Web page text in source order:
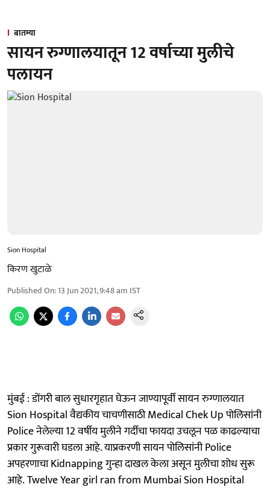
बातम्या
सायन रुग्णालयातून 12 वर्षाच्या मुलीचे
पलायन
Sion Hospital
किरण खुटाळे
Published On:13 Jun 2021, 9:48 am IST
मुंबई : डोंगरी बाल सुधारगृहात घेऊन जाण्यापूर्वी सायन रुग्णालयात
Sion Hospital वैद्यकीय चाचणीसाठी Medical Chek Up पोलिसांनी
Police नेलेल्या 12 वर्षीय मुलीने गर्दीचा फायदा उचलून पळ काढल्याचा
प्रकार गुरूवारी घडला आहे. याप्रकरणी सायन पोलिसांनी Police
अपहरणाचा Kidnapping गुन्हा दाखल केला असून मुलीचा शोध सुरू
आहे. Twelve Year girl ran from Mumbai Sion Hospital